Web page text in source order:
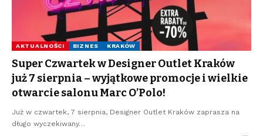
AKTUALNOŚCI BIZNES KRAKÓW
Super Czwartek w Designer Outlet Kraków
już 7 sierpnia – wyjątkowe promocje i wielkie
otwarcie salonu Marc O’Polo!
Już w czwartek, 7 sierpnia, Designer Outlet Kraków zaprasza na
długo wyczekiwany…